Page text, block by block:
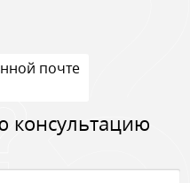
почте
консультацию